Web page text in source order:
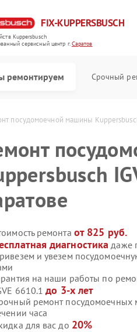
FIX-KUPPERSBUSCH
Kuppersbusch
cервисный центр г.Саратов
ремонтируем Срочный
посудомоечной машины
ремонта от 825 руб.
диагностика даже
и увезем
на наши работы по
6610.1до 3-х лет
ремонт посудомоечных
часа
для вас до 20%